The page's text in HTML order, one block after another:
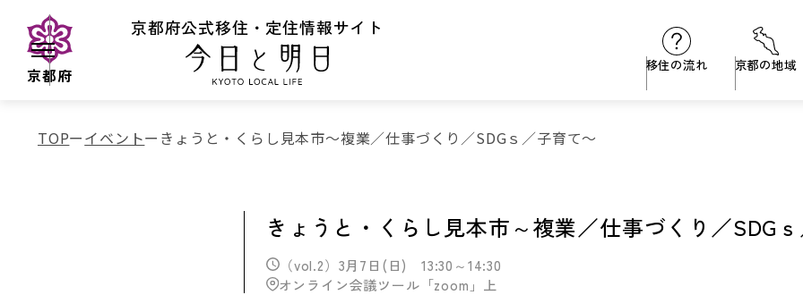
京都府公式移住・定住情報サイト
京都府
移住の流れ 京都の地域
TOP イベント きょうと・くらし見本市～複業／仕事づくり／SDGｓ／子育て～
きょうと・くらし見本市～複業／仕事づくり／SDG
（vol.2）3月7日(日) 13:30～14:30
オンライン会議ツール「zoom」上